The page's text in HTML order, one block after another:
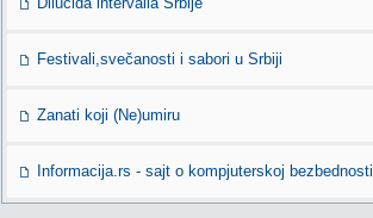
Festivali,svečanosti i sabori u Srbiji
Zanati koji (Ne)umiru
Informacija.rs - sajt o kompjuterskoj bezbednosti